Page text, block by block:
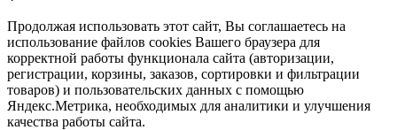
Продолжая использовать этот сайт, Вы соглашаетесь на
использование файлов cookies Вашего браузера для
корректной работы функционала сайта (авторизации,
регистрации, корзины, заказов, сортировки и фильтрации
товаров) и пользовательских данных с помощью
Яндекс.Метрика, необходимых для аналитики и улучшения
качества работы сайта.